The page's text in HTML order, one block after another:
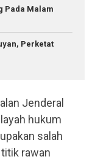
Pada Malam
Perketat
Jenderal
hukum
salah
rawan